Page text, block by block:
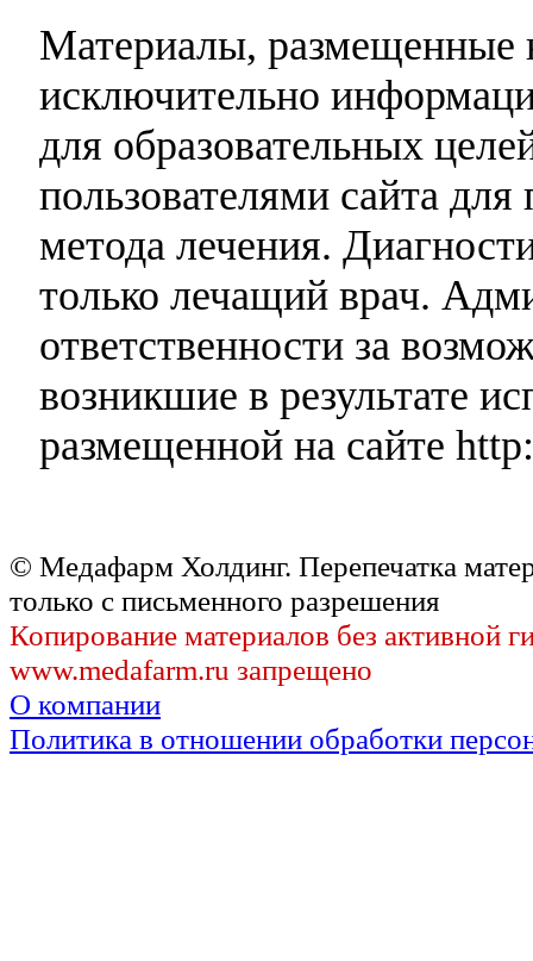
Материалы, размещенные
исключительно
для образовательных
пользователями сайта
метода лечения.
только лечащий врач.
ответственности за
возникшие в результате
размещенной на сайте
© Медафарм Холдинг. Перепечатка
только с письменного разрешения
Копирование материалов без активной
www.medafarm.ru запрещено
О компании
Политика в отношении обработки